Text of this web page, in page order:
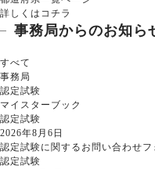
詳しくはコチラ
事務局からのお知ら
すべて
事務局
認定試験
マイスターブック
認定試験
2026年8月6日
認定試験に関するお問い合わせフ
認定試験